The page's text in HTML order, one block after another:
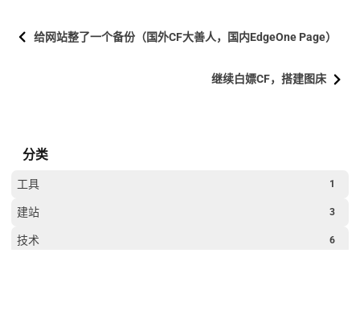
分类
工具 1
建站 3
技术 6
给网站整了一个备份（国外CF大善人，国内EdgeOne Page）
继续白嫖CF，搭建图床